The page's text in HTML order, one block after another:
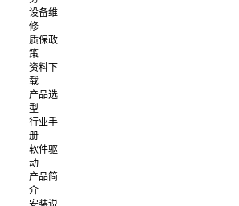
设备维
修
质保政
策
资料下
载
产品选
型
行业手
册
软件驱
动
产品简
介